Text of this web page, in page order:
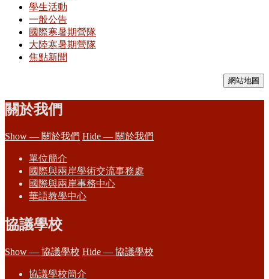
學生活動
一般公告
國際寒暑期營隊
大陸寒暑期營隊
焦點新聞
網站地圖
關於我們
Show — 關於我們 Hide — 關於我們
單位簡介
國際與兩岸學術交流事務處
國際與兩岸事務中心
華語教學中心
協議學校
Show — 協議學校 Hide — 協議學校
協議學校簡介